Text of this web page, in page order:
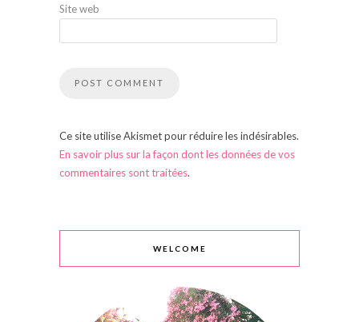
Site web
Ce site utilise Akismet pour réduire les indésirables.
En savoir plus sur la façon dont les données de vos
commentaires sont traitées.
WELCOME